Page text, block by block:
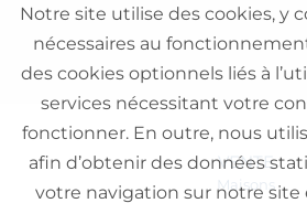
VENTE
Maisons
Notre site utilise des cookies, y
nécessaires au
des cookies optionnels liés à
services nécessitant votre
fonctionner. En outre, nous
afin d’obtenir des données
votre navigation sur notre site